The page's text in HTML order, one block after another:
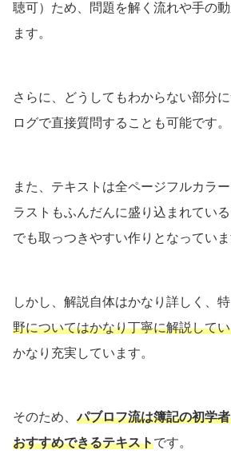
聴可）ため、問題を解く流れや手の
ます。
さらに、どうしてもわからない部分
ログで直接質問することも可能です。
また、テキストは全ページフルカラ
ラストもふんだんに盛り込まれてい
でも取っつきやすい作りとなっていま
しかし、解説自体はかなり詳しく、
野についてはかなり丁寧に解説して
かなり充実しています。
そのため、パブロフ流は簿記の初学
おすすめできるテキストです。